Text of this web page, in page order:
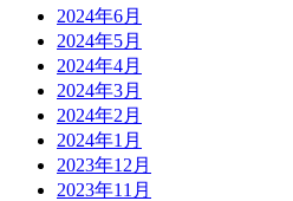
2024年6月
2024年5月
2024年4月
2024年3月
2024年2月
2024年1月
2023年12月
2023年11月